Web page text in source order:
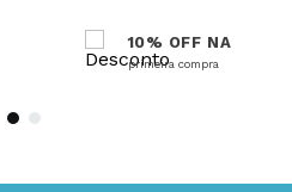
10% OFF NA
primeira compra